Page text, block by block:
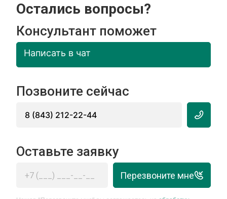
Остались вопросы?
Консультант поможет
Написать в чат
Позвоните сейчас
8 (843) 212-22-44
Оставьте заявку
Перезвоните мне